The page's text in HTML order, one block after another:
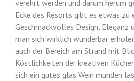
verehrt werden und darum herum
Ecke des Resorts gibt es etwas zu
Geschmackvolles Design, Eleganz
man sich wirklich wunderbar
auch der Bereich am Strand mit
Köstlichkeiten der kreativen
sich ein gutes glas Wein munden